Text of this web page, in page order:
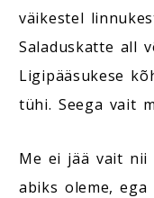
väikestel
Saladuskatte all
Ligipääsukese
tühi. Seega vait
Me ei jää vait nii
abiks oleme,